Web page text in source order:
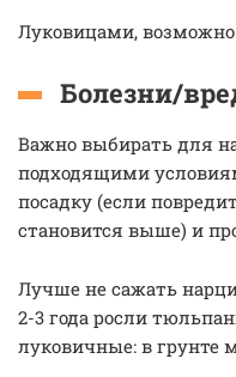
Луковицами,
Болезни/
Важно выбирать для
подходящими
посадку (если
становится выше) и
Лучше не сажать
2-3 года росли
луковичные: в грунте